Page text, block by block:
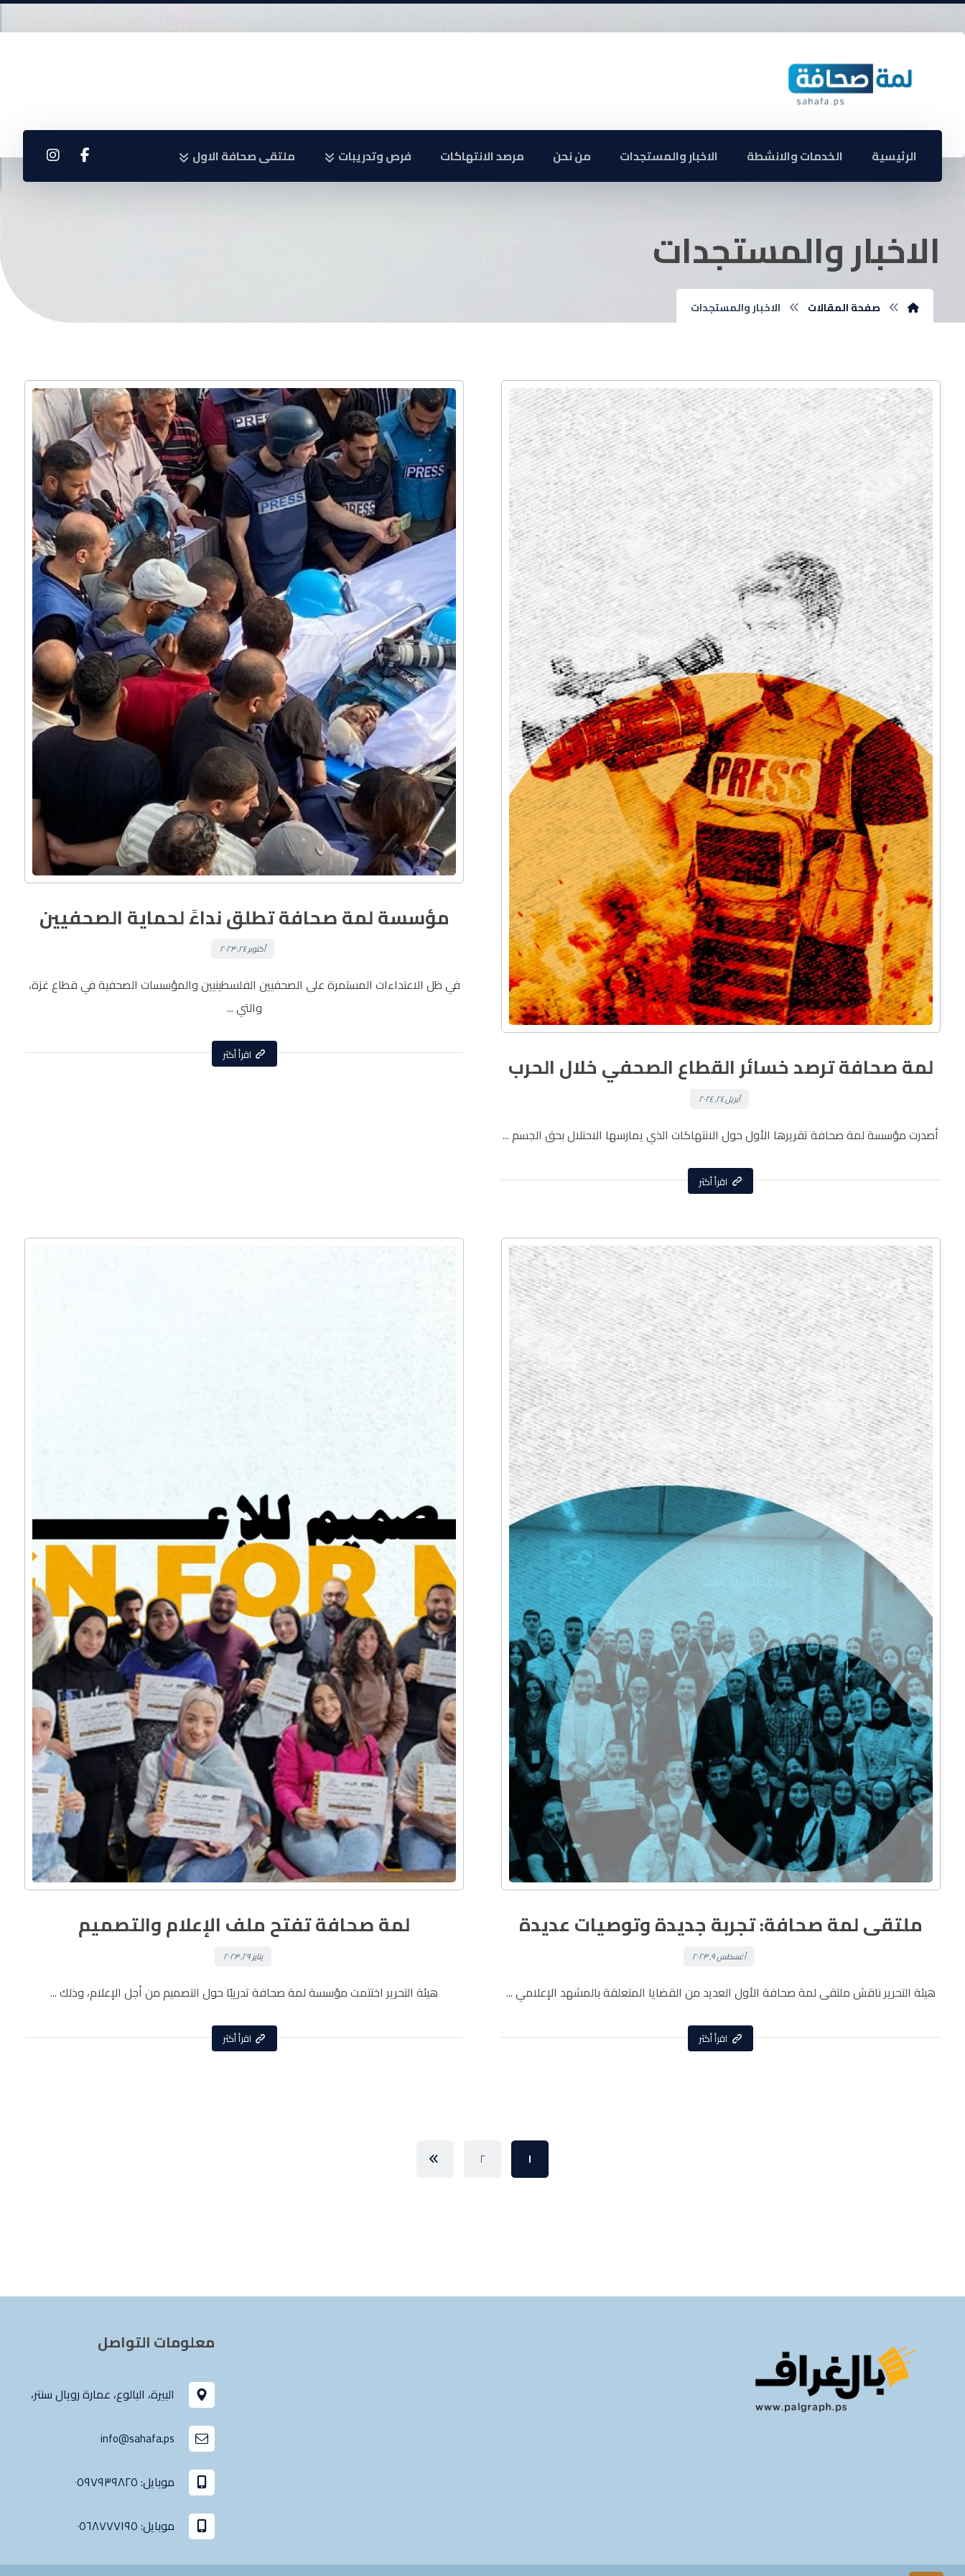
الرئيسية الخدمات والانشطة الاخبار والمستجدات من نحن مرصد الانتهاكات فرص وتدريبات ملتقى صحافة الاول
الاخبار والمستجدات
صفحة المقالات الاخبار والمستجدات
لمة صحافة ترصد خسائر القطاع الصحفي خلال الحرب
أبريل ٢٤, ٢٠٢٤
أصدرت مؤسسة لمة صحافة تقريرها الأول حول الانتهاكات الذي يمارسها الاحتلال بحق الجسم ...
اقرأ أكثر
مؤسسة لمة صحافة تطلق نداءً لحماية الصحفيين
أكتوبر ٢٤, ٢٠٢٣
في ظل الاعتداءات المستمرة على الصحفيين الفلسطينيين والمؤسسات الصحفية في قطاع غزة،
والتي ...
اقرأ أكثر
ملتقى لمة صحافة: تجربة جديدة وتوصيات عديدة
أغسطس ٩, ٢٠٢٣
هيئة التحرير ناقش ملتقى لمة صحافة الأول العديد من القضايا المتعلقة بالمشهد الإعلامي ...
اقرأ أكثر
لمة صحافة تفتح ملف الإعلام والتصميم
يناير ٢٩, ٢٠٢٣
هيئة التحرير اختتمت مؤسسة لمة صحافة تدريبًا حول التصميم من أجل الإعلام، وذلك ...
اقرأ أكثر
١ ٢
معلومات التواصل
البيرة، البالوع، عمارة رويال سنتر،
info@sahafa.ps
موبايل: ٠٥٩٧٩٣٩٨٢٥
موبايل: ٠٥٦٨٧٧٧١٩٥